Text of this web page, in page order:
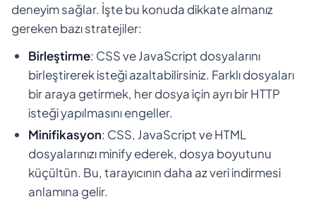
deneyim sağlar. İşte bu konuda dikkate almanız
gereken bazı stratejiler:
Birleştirme: CSS ve JavaScript dosyalarını
birleştirerek isteği azaltabilirsiniz. Farklı dosyaları
bir araya getirmek, her dosya için ayrı bir HTTP
isteği yapılmasını engeller.
Minifikasyon: CSS, JavaScript ve HTML
dosyalarınızı minify ederek, dosya boyutunu
küçültün. Bu, tarayıcının daha az veri indirmesi
anlamına gelir.